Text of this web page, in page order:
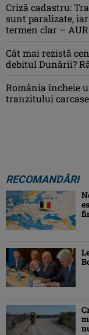
Criză cadastru:
sunt paralizate,
termen clar – AUR
Cât mai rezistă
debitul Dunării?
România încheie
tranzitului
RECOMANDĂRI